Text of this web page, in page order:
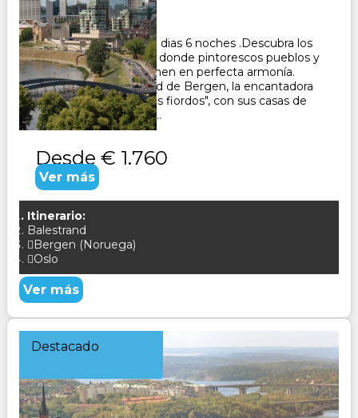
Duración:
7Días6Noches
Paquete Turistico de 7 dias 6 noches .Descubra los
encantos de Noruega, donde pintorescos pueblos y
paisajes naturales se unen en perfecta armonía.
Enamórate de la ciudad de Bergen, la encantadora
"puerta de entrada a los fiordos", con sus casas de
colores y su ambiente...
Desde € 1.760
Ver más
Itinerario:
Balestrand
Bergen (Noruega)
Oslo
Ver más
Destacado